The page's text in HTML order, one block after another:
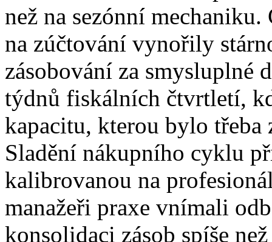
než na sezónní
na zúčtování vynořily
zásobování za smysluplné
týdnů fiskálních čtvrtletí,
kapacitu, kterou bylo třeba
Sladění nákupního cyklu
kalibrovanou na
manažeři praxe vnímali
konsolidaci zásob spíše